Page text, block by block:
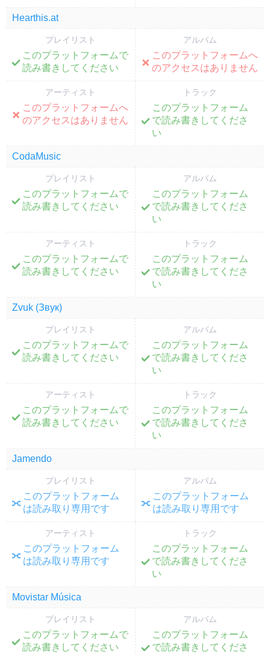
Hearthis.at
プレイリスト
;
このプラットフォームで
読み書きしてください
アルバム
;
このプラットフォームへ
のアクセスはありません
アーティスト
;
このプラットフォームへ
のアクセスはありません
トラック
;
このプラットフォーム
で読み書きしてくださ
い
CodaMusic
プレイリスト
;
このプラットフォームで
読み書きしてください
アルバム
;
このプラットフォーム
で読み書きしてくださ
い
アーティスト
;
このプラットフォームで
読み書きしてください
トラック
;
このプラットフォーム
で読み書きしてくださ
い
Zvuk (Звук)
プレイリスト
;
このプラットフォームで
読み書きしてください
アルバム
;
このプラットフォーム
で読み書きしてくださ
い
アーティスト
;
このプラットフォームで
読み書きしてください
トラック
;
このプラットフォーム
で読み書きしてくださ
い
Jamendo
プレイリスト
;
このプラットフォーム
は読み取り専用です
アルバム
;
このプラットフォーム
は読み取り専用です
アーティスト
;
このプラットフォーム
は読み取り専用です
トラック
;
このプラットフォーム
で読み書きしてくださ
い
Movistar Música
プレイリスト
;
このプラットフォームで
読み書きしてください
アルバム
;
このプラットフォーム
で読み書きしてくださ